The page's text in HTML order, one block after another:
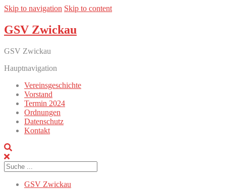
Skip to navigation Skip to content
GSV Zwickau
GSV Zwickau
Hauptnavigation
Vereinsgeschichte
Vorstand
Termin 2024
Ordnungen
Datenschutz
Kontakt
GSV Zwickau